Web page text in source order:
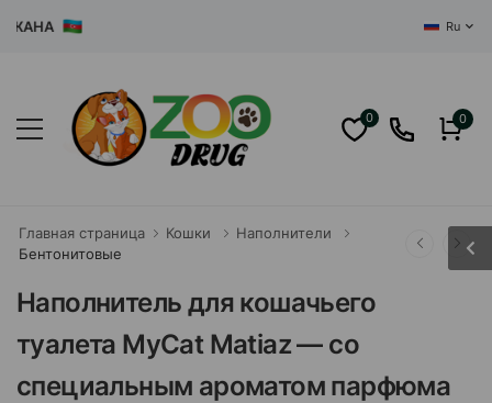
Ru
0 0
Главная страница Кошки
Наполнители
Бентонитовые
Наполнитель для кошачьего
туалета MyCat Matiaz — со
специальным ароматом парфюма